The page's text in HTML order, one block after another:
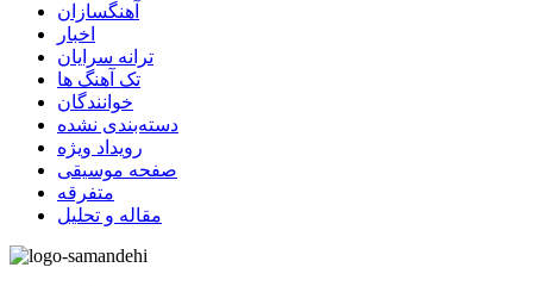
آهنگسازان
اخبار
ترانه سرایان
تک آهنگ ها
خوانندگان
دسته‌بندی نشده
رویداد ویژه
صفحه موسیقی
متفرقه
مقاله و تحلیل